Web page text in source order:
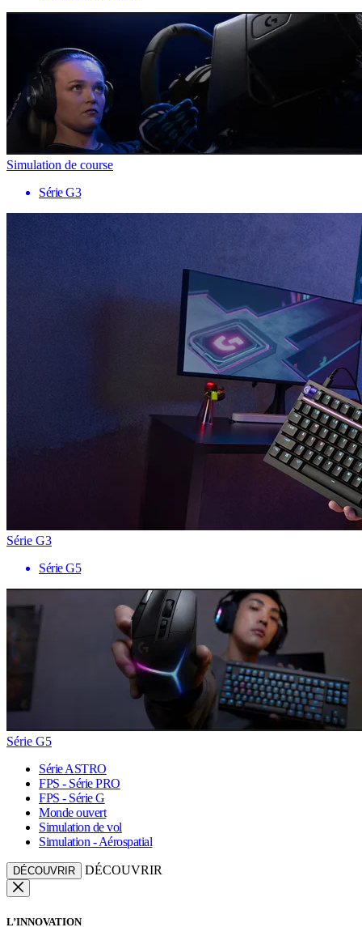
Simulation de course
Série G3
Série G3
Série G5
Série G5
Série ASTRO
FPS - Série PRO
FPS - Série G
Monde ouvert
Simulation de vol
Simulation - Aérospatial
DÉCOUVRIR DÉCOUVRIR
L’INNOVATION